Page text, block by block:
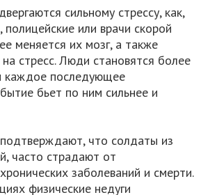
сильному стрессу, как,
или врачи скорой
меняется их мозг, а также
стресс. Люди становятся более
каждое последующее
бьет по ним сильнее и
что солдаты из
часто страдают от
заболеваний и смерти.
физические недуги